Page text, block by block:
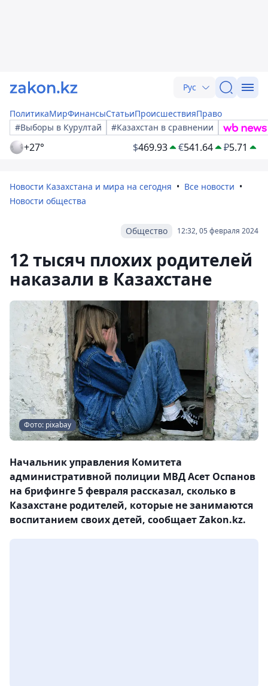
Рус
ПолитикаМирФинансыСтатьиПроисшествияПраво
#Выборы в Курултай
#Казахстан в сравнении
+27° $469.93 €541.64 ₽5.71
Новости Казахстана и мира на сегодня
Все новости
Новости общества
12:32, 05 февраля 2024
Общество
12 тысяч плохих родителей
наказали в Казахстане
Фото: pixabay
Начальник управления Комитета
административной полиции МВД Асет Оспанов
на брифинге 5 февраля рассказал, сколько в
Казахстане родителей, которые не занимаются
воспитанием своих детей, сообщает Zakon.kz.